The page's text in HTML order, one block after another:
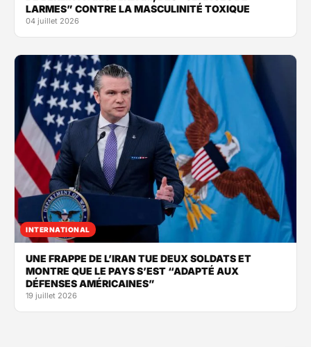
LARMES” CONTRE LA MASCULINITÉ TOXIQUE
04 juillet 2026
INTERNATIONAL
UNE FRAPPE DE L’IRAN TUE DEUX SOLDATS ET
MONTRE QUE LE PAYS S’EST “ADAPTÉ AUX
DÉFENSES AMÉRICAINES”
19 juillet 2026